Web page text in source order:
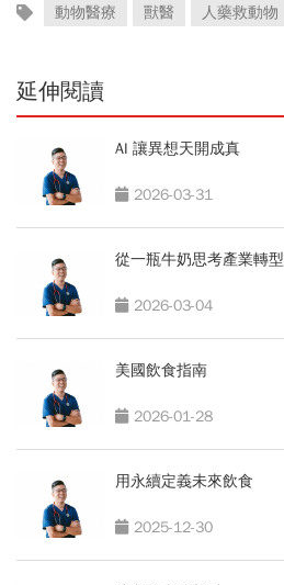
動物醫療 獸醫 人藥救動物
延伸閱讀
AI 讓異想天開成真
2026-03-31
從一瓶牛奶思考產業轉型
2026-03-04
美國飲食指南
2026-01-28
用永續定義未來飲食
2025-12-30